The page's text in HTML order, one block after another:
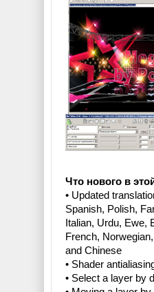
Что нового в
• Updated
Spanish, Polish,
Italian, Urdu, Ewe,
French,
and Chinese
• Shader
• Select a layer by